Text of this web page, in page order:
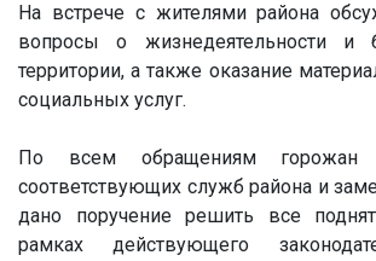
На встрече с жителями района
вопросы о жизнедеятельности и
территории, а также оказание
социальных услуг.
По всем обращениям горожан
соответствующих служб района и
дано поручение решить все
рамках действующего